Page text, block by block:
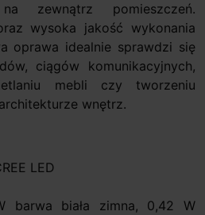
zewnątrz pomieszczeń.
wysoka jakość wykonania
oprawa idealnie sprawdzi się
ciągów komunikacyjnych,
mebli czy tworzeniu
wnętrz.
LED
barwa biała zimna, 0,42 W